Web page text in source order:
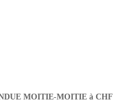
MOITIE-MOITIE à CHF